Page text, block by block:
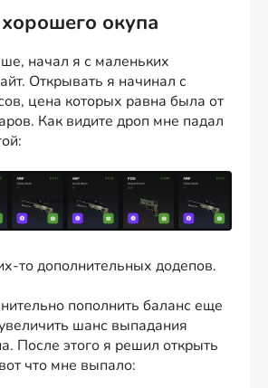
окупа
начал я с маленьких
Открывать я начинал с
цена которых равна была от
Как видите дроп мне падал
то дополнительных додепов.
пополнить баланс еще
шанс выпадания
После этого я решил открыть
что мне выпало: